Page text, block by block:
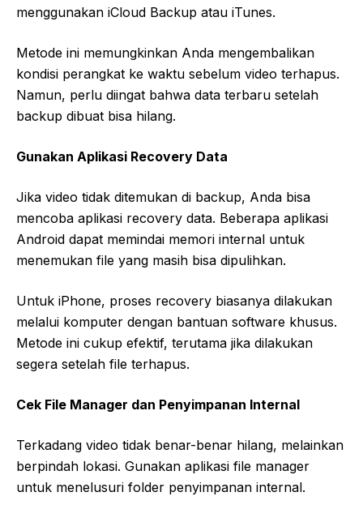
menggunakan iCloud Backup atau iTunes.
Metode ini memungkinkan Anda mengembalikan
kondisi perangkat ke waktu sebelum video terhapus.
Namun, perlu diingat bahwa data terbaru setelah
backup dibuat bisa hilang.
Gunakan Aplikasi Recovery Data
Jika video tidak ditemukan di backup, Anda bisa
mencoba aplikasi recovery data. Beberapa aplikasi
Android dapat memindai memori internal untuk
menemukan file yang masih bisa dipulihkan.
Untuk iPhone, proses recovery biasanya dilakukan
melalui komputer dengan bantuan software khusus.
Metode ini cukup efektif, terutama jika dilakukan
segera setelah file terhapus.
Cek File Manager dan Penyimpanan Internal
Terkadang video tidak benar-benar hilang, melainkan
berpindah lokasi. Gunakan aplikasi file manager
untuk menelusuri folder penyimpanan internal.